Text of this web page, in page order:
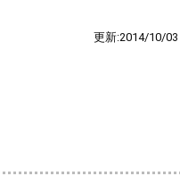
更新:2014/10/03